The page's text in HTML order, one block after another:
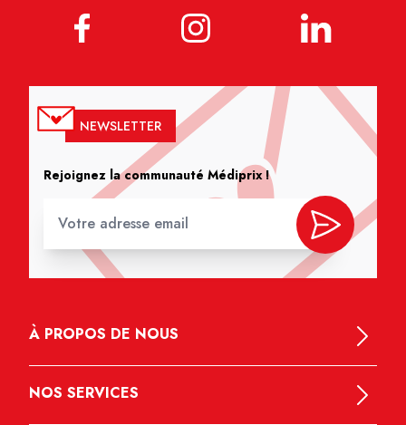
NEWSLETTER
Rejoignez la communauté Médiprix !
À PROPOS DE NOUS
NOS SERVICES